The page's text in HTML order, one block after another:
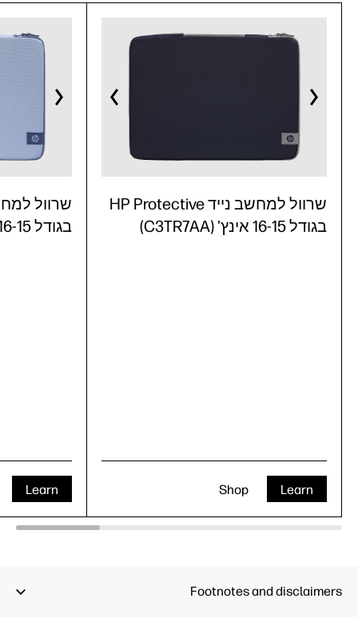
בגודל 16-15 אינץ' (C3TR6AA)
Learn
שרוול למחשב נייד HP Protective
בגודל 16-15 אינץ' (C3TR7AA)
Learn
Shop
Footnotes and disclaimers